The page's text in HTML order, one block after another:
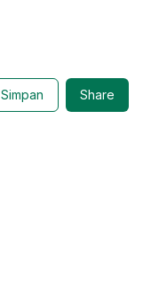
Simpan Share